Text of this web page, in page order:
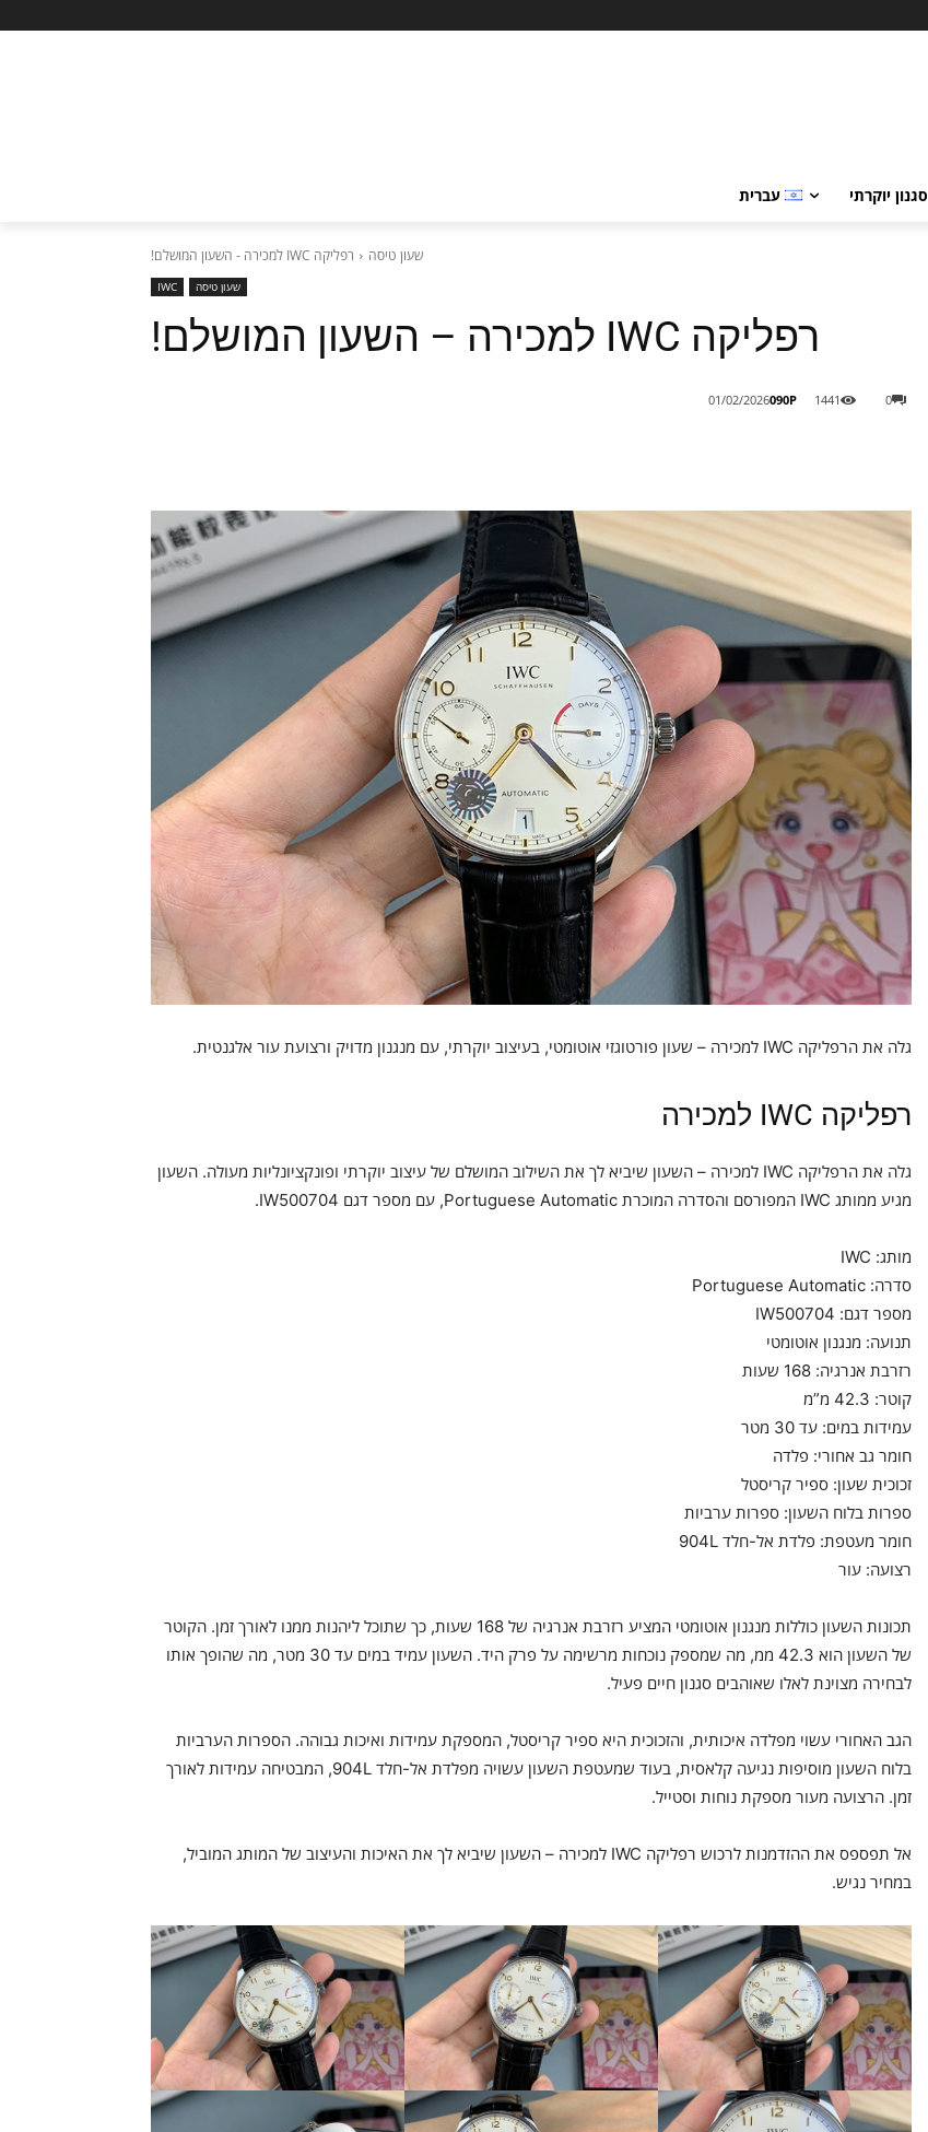
סגנון יוקרתי עברית
שעון טיסה רפליקה IWC למכירה - השעון המושלם!
שעון טיסה IWC
רפליקה IWC למכירה – השעון המושלם!
090P
01/02/2026 0
1441
גלה את הרפליקה IWC למכירה – שעון פורטוגזי אוטומטי, בעיצוב יוקרתי, עם מנגנון מדויק ורצועת עור אלגנטית.
רפליקה IWC למכירה
גלה את הרפליקה IWC למכירה – השעון שיביא לך את השילוב המושלם של עיצוב יוקרתי ופונקציונליות מעולה. השעון
מגיע ממותג IWC המפורסם והסדרה המוכרת Portuguese Automatic, עם מספר דגם IW500704.
מותג: IWC
סדרה: Portuguese Automatic
מספר דגם: IW500704
תנועה: מנגנון אוטומטי
רזרבת אנרגיה: 168 שעות
קוטר: 42.3 מ”מ
עמידות במים: עד 30 מטר
חומר גב אחורי: פלדה
זכוכית שעון: ספיר קריסטל
ספרות בלוח השעון: ספרות ערביות
חומר מעטפת: פלדת אל-חלד 904L
רצועה: עור
תכונות השעון כוללות מנגנון אוטומטי המציע רזרבת אנרגיה של 168 שעות, כך שתוכל ליהנות ממנו לאורך זמן. הקוטר
של השעון הוא 42.3 ממ, מה שמספק נוכחות מרשימה על פרק היד. השעון עמיד במים עד 30 מטר, מה שהופך אותו
לבחירה מצוינת לאלו שאוהבים סגנון חיים פעיל.
הגב האחורי עשוי מפלדה איכותית, והזכוכית היא ספיר קריסטל, המספקת עמידות ואיכות גבוהה. הספרות הערביות
בלוח השעון מוסיפות נגיעה קלאסית, בעוד שמעטפת השעון עשויה מפלדת אל-חלד 904L, המבטיחה עמידות לאורך
זמן. הרצועה מעור מספקת נוחות וסטייל.
אל תפספס את ההזדמנות לרכוש רפליקה IWC למכירה – השעון שיביא לך את האיכות והעיצוב של המותג המוביל,
במחיר נגיש.